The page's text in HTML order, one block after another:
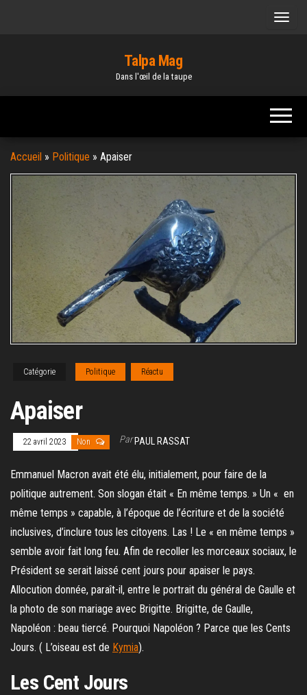
Talpa Mag
Dans l'œil de la taupe
Accueil » Politique » Apaiser
Catégorie Politique Réactu
Apaiser
22 avril 2023 Non ParPAUL RASSAT
Emmanuel Macron avait été élu, initialement, pour faire de la
politique autrement. Son slogan était « En même temps. » Un « en
même temps » capable, à l’époque de l’écriture et de la société
inclusives, d’inclure tous les citoyens. Las ! Le « en même temps »
semble avoir fait long feu. Afin de recoller les morceaux sociaux, le
Président se serait laissé cent jours pour apaiser le pays.
Allocution donnée, paraît-il, entre le portrait du général de Gaulle et
la photo de son mariage avec Brigitte. Brigitte, de Gaulle,
Napoléon : beau tiercé. Pourquoi Napoléon ? Parce que les Cents
Jours. ( L’oiseau est de Kymia).
Les Cent Jours